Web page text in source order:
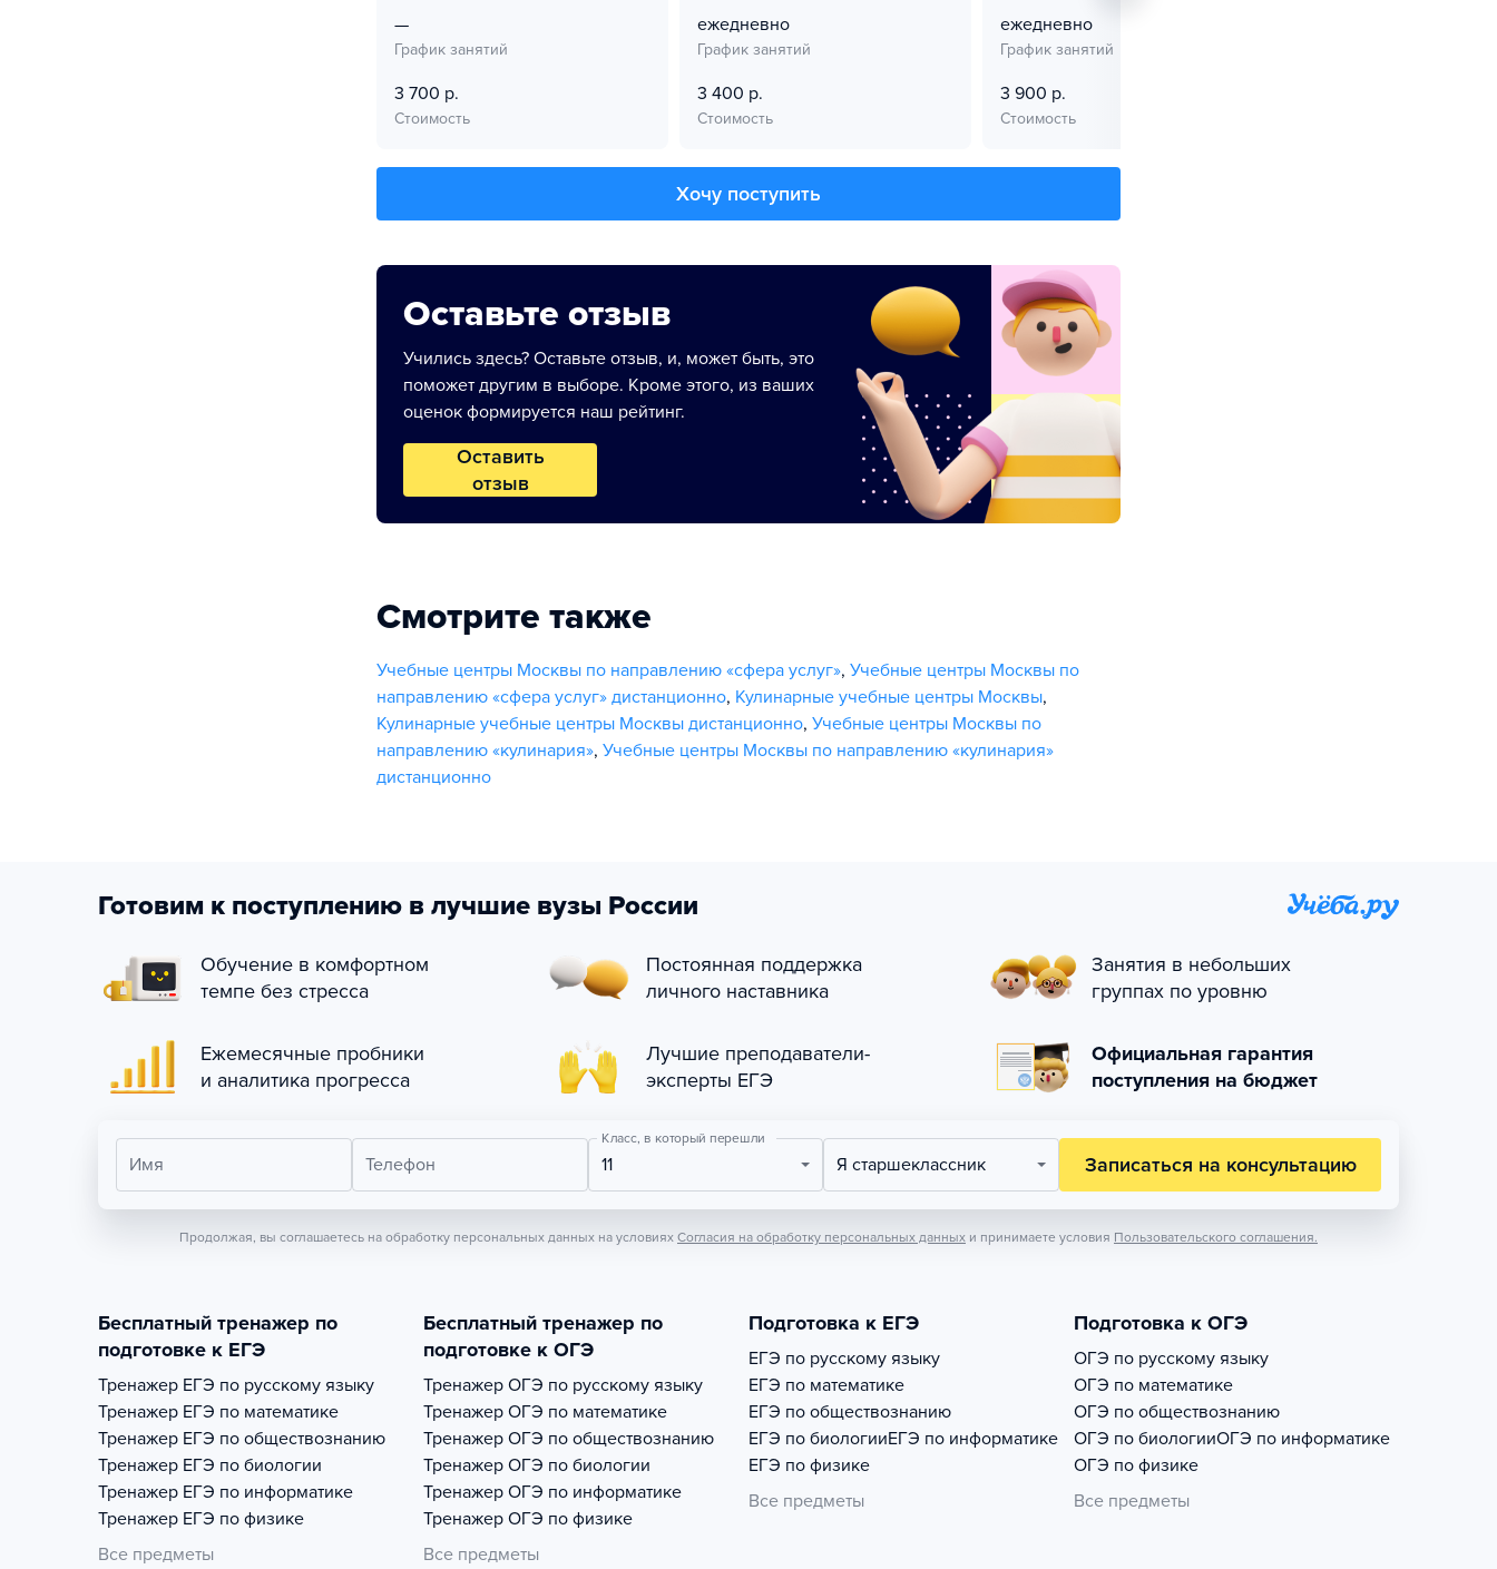
—
График занятий
3 700 р.
Стоимость
ежедневно
График занятий
3 400 р.
Стоимость
ежедневно
График занятий
3 900 р.
Стоимость
Хочу поступить
Оставьте отзыв
Учились здесь? Оставьте отзыв, и, может быть, это
поможет другим в выборе. Кроме этого, из ваших
оценок формируется наш рейтинг.
Оставить
отзыв
Смотрите также
Учебные центры Москвы по направлению «сфера услуг», Учебные центры Москвы по
направлению «сфера услуг» дистанционно, Кулинарные учебные центры Москвы,
Кулинарные учебные центры Москвы дистанционно, Учебные центры Москвы по
направлению «кулинария», Учебные центры Москвы по направлению «кулинария»
дистанционно
Готовим к поступлению в лучшие вузы России
Обучение в комфортном
темпе без стресса
Постоянная поддержка
личного наставника
Занятия в небольших
группах по уровню
Ежемесячные пробники
и аналитика прогресса
Лучшие преподаватели-
эксперты ЕГЭ
Официальная гарантия
поступления на бюджет
Имя Телефон
Класс, в который перешли
11 Я старшеклассник Записаться на консультацию
Продолжая, вы соглашаетесь на обработку персональных данных на условиях Согласия на обработку персональных данных и принимаете условия Пользовательского соглашения.
Бесплатный тренажер по
подготовке к ЕГЭ
Тренажер ЕГЭ по русскому языку
Тренажер ЕГЭ по математике
Тренажер ЕГЭ по обществознанию
Тренажер ЕГЭ по биологии
Тренажер ЕГЭ по информатике
Тренажер ЕГЭ по физике
Все предметы
Бесплатный тренажер по
подготовке к ОГЭ
Тренажер ОГЭ по русскому языку
Тренажер ОГЭ по математике
Тренажер ОГЭ по обществознанию
Тренажер ОГЭ по биологии
Тренажер ОГЭ по информатике
Тренажер ОГЭ по физике
Все предметы
Подготовка к ЕГЭ
ЕГЭ по русскому языку
ЕГЭ по математике
ЕГЭ по обществознанию
ЕГЭ по биологииЕГЭ по информатике
ЕГЭ по физике
Все предметы
Подготовка к ОГЭ
ОГЭ по русскому языку
ОГЭ по математике
ОГЭ по обществознанию
ОГЭ по биологииОГЭ по информатике
ОГЭ по физике
Все предметы